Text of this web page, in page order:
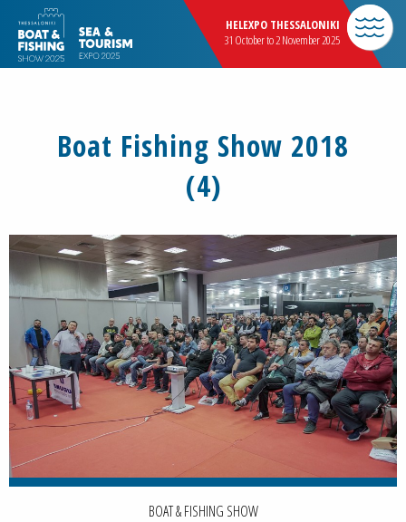
HELEXPO THESSALONIKI
31 October to 2 November 2025
Boat Fishing Show 2018
(4)
BOAT & FISHING SHOW